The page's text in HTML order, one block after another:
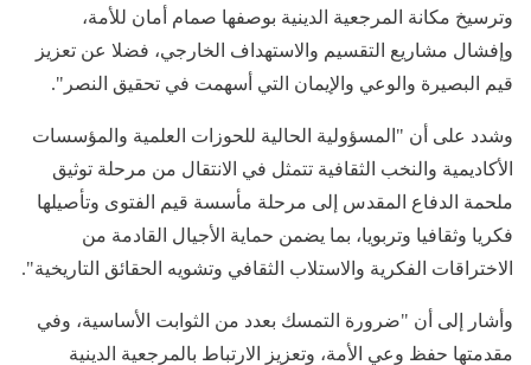
وترسيخ مكانة المرجعية الدينية بوصفها صمام أمان للأمة،
وإفشال مشاريع التقسيم والاستهداف الخارجي، فضلا عن تعزيز
قيم البصيرة والوعي والإيمان التي أسهمت في تحقيق النصر".
وشدد على أن "المسؤولية الحالية للحوزات العلمية والمؤسسات
الأكاديمية والنخب الثقافية تتمثل في الانتقال من مرحلة توثيق
ملحمة الدفاع المقدس إلى مرحلة مأسسة قيم الفتوى وتأصيلها
فكريا وثقافيا وتربويا، بما يضمن حماية الأجيال القادمة من
الاختراقات الفكرية والاستلاب الثقافي وتشويه الحقائق التاريخية".
وأشار إلى أن "ضرورة التمسك بعدد من الثوابت الأساسية، وفي
مقدمتها حفظ وعي الأمة، وتعزيز الارتباط بالمرجعية الدينية